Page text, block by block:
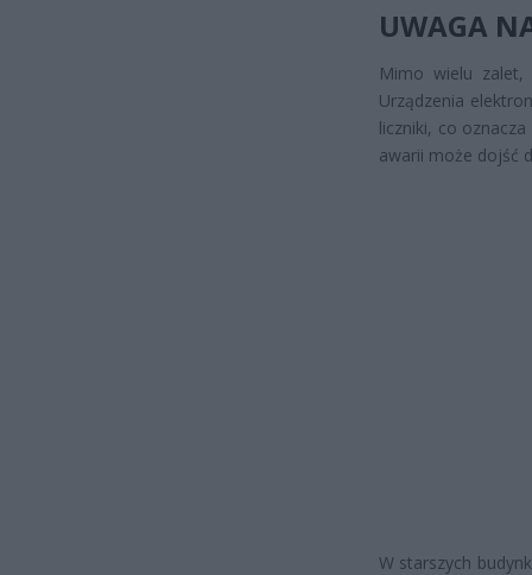
UWAGA
Mimo wielu zalet,
Urządzenia
liczniki, co
awarii może dojść
W starszych